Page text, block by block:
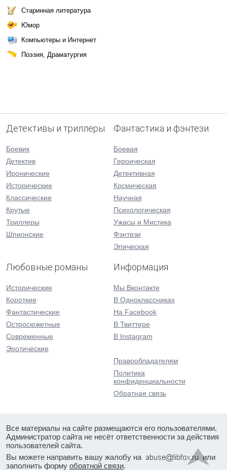
Старинная литература
Юмор
Компьютеры и Интернет
Поэзия, Драматургия
Детективы и триллеры
Боевик
Детектив
Иронические
Исторические
Классические
Крутые
Триллеры
Шпионские
Фантастика и фэнтези
Боевая
Героическая
Детективная
Космическая
Научная
Психологическая
Ужасы и Мистика
Фэнтези
Эпическая
Любовные романы
Исторические
Короткие
Фантастические
Остросюжетные
Современные
Эротические
Информация
Мы Вконтакте
В Одноклассниках
На Facebook
В Твиттере
В Instagram
Правообладателям
Политика
конфиденциальности
Обратная связь
Все материалы на сайте размещаются его пользователями.
Администратор сайта не несёт ответственности за действия
пользователей сайта.
Вы можете направить вашу жалобу на
или
заполнить форму обратной связи.